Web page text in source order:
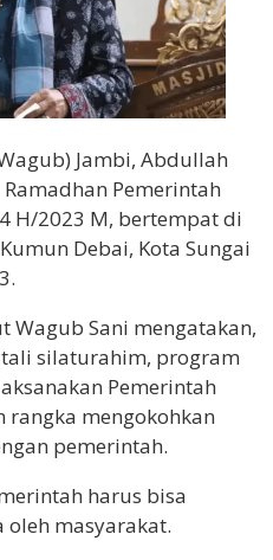
Jambi, Abdullah
Pemerintah
H/2023 M, bertempat di
Debai, Kota Sungai
Wagub Sani mengatakan,
silaturahim, program
Pemerintah
rangka mengokohkan
pemerintah.
harus bisa
masyarakat.